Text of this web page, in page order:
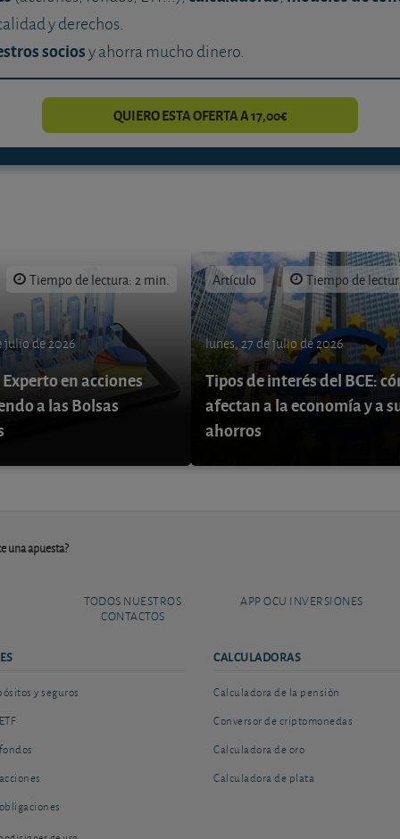
y derechos.
sociosy ahorra mucho dinero.
QUIERO ESTA OFERTA A 17,00€
Tiempo de lectura: 2 min.
julio de 2026
en acciones
a las Bolsas
Artículo Tiempo de
lunes, 27 de julio de 2026
Tipos de interés del BCE:
afectan a la economía y a
ahorros
una apuesta?
TODOS NUESTROS
CONTACTOS
APP OCU INVERSIONES
y seguros
CALCULADORAS
Calculadora de la pensión
Conversor de criptomonedas
Calculadora de oro
Calculadora de plata